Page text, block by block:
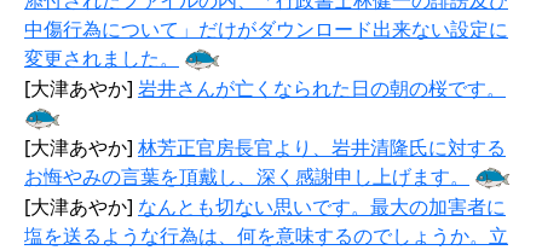
中傷行為について」だけがダウンロード出来ない設定に
変更されました。
[大津あやか] 岩井さんが亡くなられた日の朝の桜です。
[大津あやか] 林芳正官房長官より、岩井清隆氏に対する
お悔やみの言葉を頂戴し、深く感謝申し上げます。
[大津あやか] なんとも切ない思いです。最大の加害者に
塩を送るような行為は、何を意味するのでしょうか。立